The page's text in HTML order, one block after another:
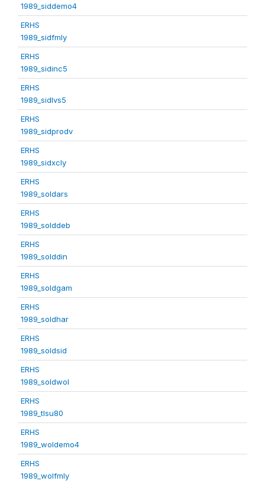
1989_siddemo4
ERHS
1989_sidfmly
ERHS
1989_sidinc5
ERHS
1989_sidlvs5
ERHS
1989_sidprodv
ERHS
1989_sidxcly
ERHS
1989_soldars
ERHS
1989_solddeb
ERHS
1989_solddin
ERHS
1989_soldgam
ERHS
1989_soldhar
ERHS
1989_soldsid
ERHS
1989_soldwol
ERHS
1989_tlsu80
ERHS
1989_woldemo4
ERHS
1989_wolfmly